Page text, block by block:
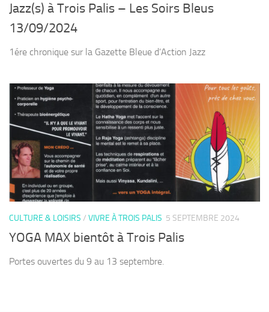
Jazz(s) à Trois Palis – Les Soirs Bleus
13/09/2024
1ére chronique sur la Gazette Bleue d’Action Jazz
CULTURE & LOISIRS / VIVRE À TROIS PALIS 5 SEPTEMBRE 2024
YOGA MAX bientôt à Trois Palis
Portes ouvertes du 9 au 13 septembre.